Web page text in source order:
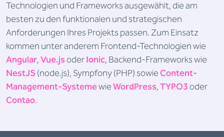
Technologien und Frameworks ausgewählt, die am
besten zu den funktionalen und strategischen
Anforderungen Ihres Projekts passen. Zum Einsatz
kommen unter anderem Frontend-Technologien wie
Angular,Vue.jsoderIonic, Backend-Frameworks wie
NestJS(node.js), Sympfony (PHP) sowieContent-
Management-SystemewieWordPress,TYPO3oder
Contao.